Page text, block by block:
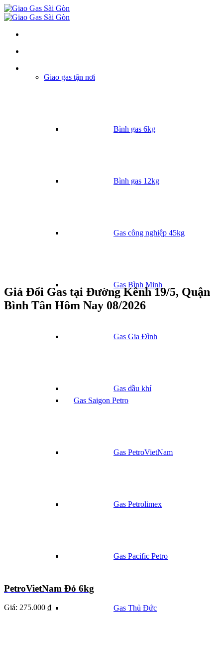
Giao gas tận nơi
Bình gas 6kg
Bình gas 12kg
Gas công nghiệp 45kg
Gas Bình Minh
Gas Gia Đình
Gas dầu khí
Gas Saigon Petro
Gas PetroVietNam
Gas Petrolimex
Gas Pacific Petro
Gas Thủ Đức
Giá Đổi Gas tại Đường Kênh 19/5, Quận
Bình Tân Hôm Nay 08/2026
PetroVietNam Đỏ 6kg
Giá: 275.000 ₫